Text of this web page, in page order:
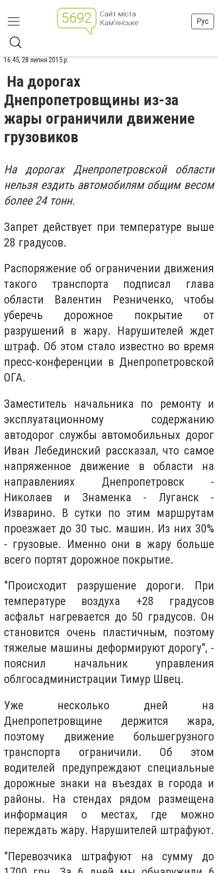
Рус
16:45, 28 липня 2015 р.
На дорогах
Днепропетровщины из-за
жары ограничили движение
грузовиков
На дорогах Днепропетровской области
нельзя ездить автомобилям общим весом
более 24 тонн.
Запрет действует при температуре выше
28 градусов.
Распоряжение об ограничении движения
такого транспорта подписал глава
области Валентин Резниченко, чтобы
уберечь дорожное покрытие от
разрушений в жару. Нарушителей ждет
штраф. Об этом стало известно во время
пресс-конференции в Днепропетровской
ОГА.
Заместитель начальника по ремонту и
эксплуатационному содержанию
автодорог службы автомобильных дорог
Иван Лебединский рассказал, что самое
напряженное движение в области на
направлениях Днепропетровск -
Николаев и Знаменка - Луганск -
Изварино. В сутки по этим маршрутам
проезжает до 30 тыс. машин. Из них 30%
- грузовые. Именно они в жару больше
всего портят дорожное покрытие.
"Происходит разрушение дороги. При
температуре воздуха +28 градусов
асфальт нагревается до 50 градусов. Он
становится очень пластичным, поэтому
тяжелые машины деформируют дорогу", -
пояснил начальник управления
облгосадминистрации Тимур Швец.
Уже несколько дней на
Днепропетровщине держится жара,
поэтому движение большегрузного
транспорта ограничили. Об этом
водителей предупреждают специальные
дорожные знаки на въездах в города и
районы. На стендах рядом размещена
информация о местах, где можно
переждать жару. Нарушителей штрафуют.
"Перевозчика штрафуют на сумму до